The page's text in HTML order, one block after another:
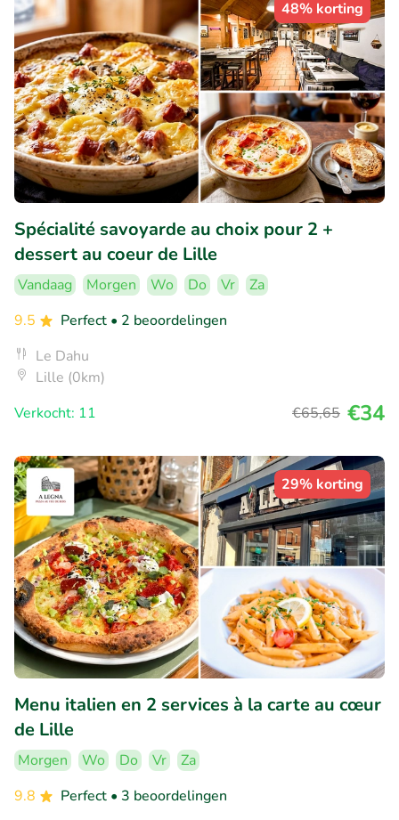
48% korting
Spécialité savoyarde au choix pour 2 +
dessert au coeur de Lille
Vandaag Morgen Wo Do Vr
Za
9.5
Perfect • 2 beoordelingen
Le Dahu
Lille (0km)
Verkocht: 11
€65,65 €34
29% korting
Menu italien en 2 services à la carte au cœur
de Lille
Morgen Wo Do Vr
Za
9.8
Perfect • 3 beoordelingen